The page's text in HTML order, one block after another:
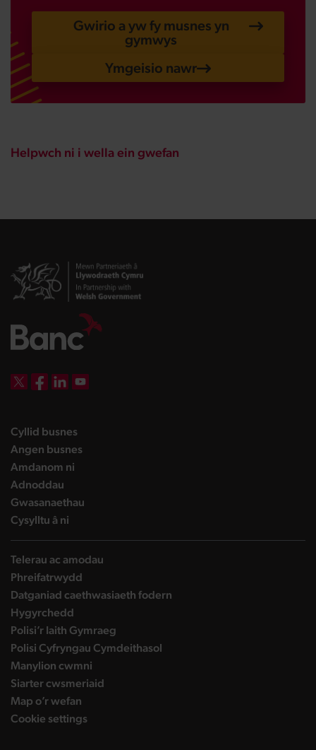
Gwirio a yw fy musnes yn
gymwys
Ymgeisio nawr
Helpwch ni i wella ein gwefan
Cyllid busneslanding page
Angen busneslanding page
Amdanom ni
Adnoddau
Gwasanaethau
Cysylltu â ni
Telerau ac amodau
Phreifatrwydd
Datganiad caethwasiaeth fodern
Hygyrchedd
Polisi’r Iaith Gymraeg
Polisi Cyfryngau Cymdeithasol
Manylion cwmni
Siarter cwsmeriaid
Map o’r wefan
Cookie settings